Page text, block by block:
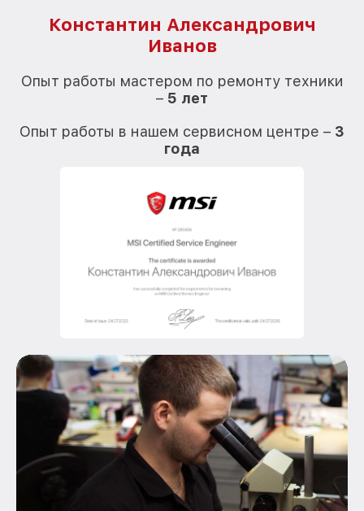
Константин Александрович
Иванов
Опыт работы мастером по ремонту техники
– 5 лет
Опыт работы в нашем сервисном центре – 3
года